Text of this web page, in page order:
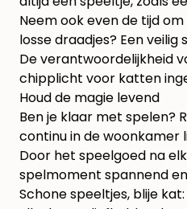
Neem ook even de tijd
losse draadjes? Een
De verantwoordelijkheid
chipplicht voor katten
Houd de magie levend
Ben je klaar met spelen?
continu in de woonkamer
Door het speelgoed na
spelmoment spannend
Schone speeltjes, blije